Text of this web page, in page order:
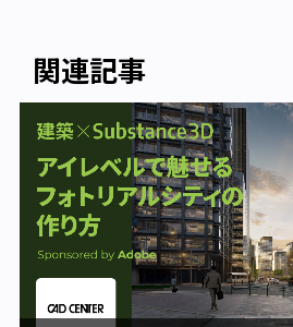
関連記事